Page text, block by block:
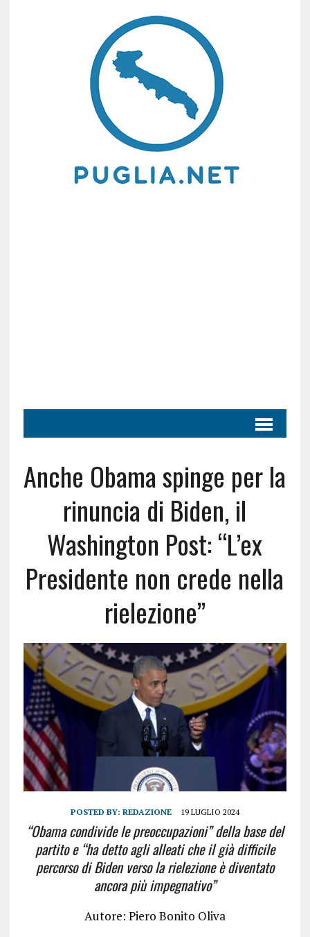
Anche Obama spinge per la
rinuncia di Biden, il
Washington Post: “L’ex
Presidente non crede nella
rielezione”
POSTED BY: REDAZIONE 19 LUGLIO 2024
“Obama condivide le preoccupazioni” della base del
partito e “ha detto agli alleati che il già difficile
percorso di Biden verso la rielezione è diventato
ancora più impegnativo”
Autore: Piero Bonito Oliva